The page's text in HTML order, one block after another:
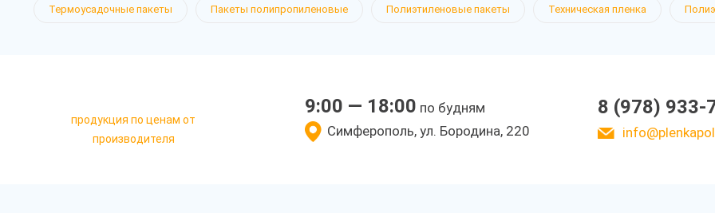
Термоусадочные пакеты Пакеты полипропиленовые Полиэтиленовые пакеты Техническая пленка
продукция по ценам от
производителя
9:00 — 18:00 по будням
Симферополь, ул. Бородина, 220
8 (978) 933-